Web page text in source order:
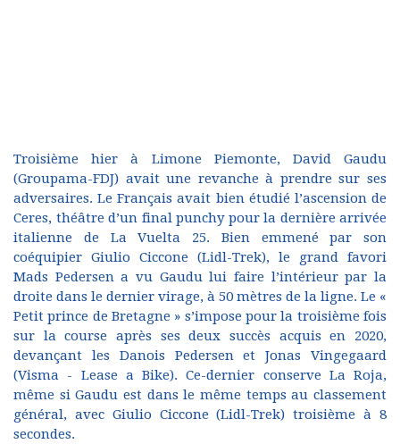
Troisième hier à Limone Piemonte, David Gaudu
(Groupama-FDJ) avait une revanche à prendre sur ses
adversaires. Le Français avait bien étudié l’ascension de
Ceres, théâtre d’un final punchy pour la dernière arrivée
italienne de La Vuelta 25. Bien emmené par son
coéquipier Giulio Ciccone (Lidl-Trek), le grand favori
Mads Pedersen a vu Gaudu lui faire l’intérieur par la
droite dans le dernier virage, à 50 mètres de la ligne. Le «
Petit prince de Bretagne » s’impose pour la troisième fois
sur la course après ses deux succès acquis en 2020,
devançant les Danois Pedersen et Jonas Vingegaard
(Visma - Lease a Bike). Ce-dernier conserve La Roja,
même si Gaudu est dans le même temps au classement
général, avec Giulio Ciccone (Lidl-Trek) troisième à 8
secondes.